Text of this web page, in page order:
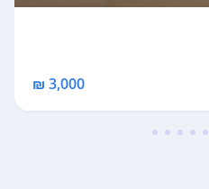
3,000 ₪